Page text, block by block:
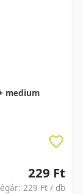
medium
229 Ft
229 Ft / db